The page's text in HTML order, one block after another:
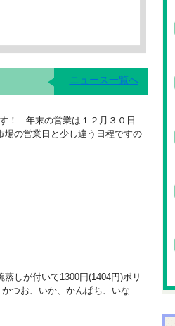
ニュース一覧へ
！ 年末の営業は１２月３０日
場の営業日と少し違う日程ですの
しが付いて1300円(1404円)ボリ
つお、いか、かんぱち、いな